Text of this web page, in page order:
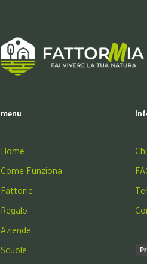
menu
Home
Come Funziona
Fattorie
Regalo
Aziende
Scuole